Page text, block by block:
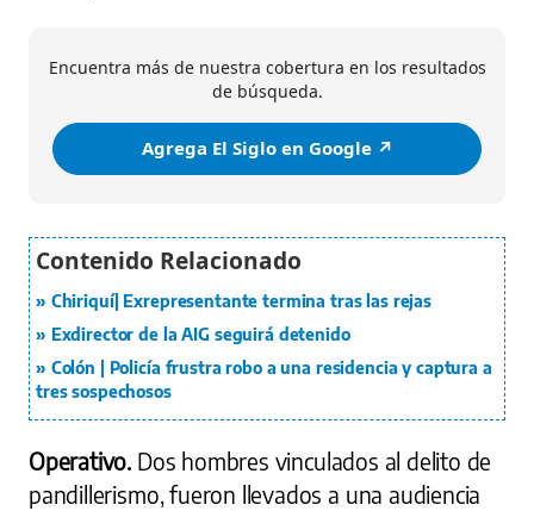
Encuentra más de nuestra cobertura en los resultados
de búsqueda.
Agrega El Siglo en Google ↗️
Chiriquí| Exrepresentante termina tras las rejas
Exdirector de la AIG seguirá detenido
Colón | Policía frustra robo a una residencia y captura a
tres sospechosos
Operativo. Dos hombres vinculados al delito de
pandillerismo, fueron llevados a una audiencia